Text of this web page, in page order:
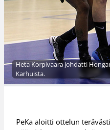
Heta Korpivaara johdatti
Karhuista.
PeKa aloitti ottelun